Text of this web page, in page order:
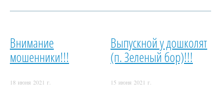
Внимание
мошенники!!!
18 июня 2021 г.
Выпускной у дошколят
(п. Зеленый бор)!!!
15 июня 2021 г.